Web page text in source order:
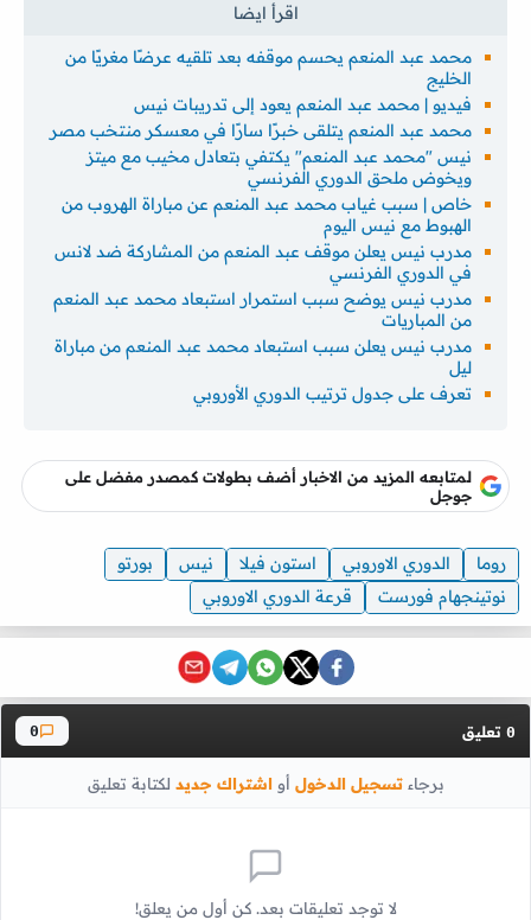
محمد عبد المنعم يحسم موقفه بعد تلقيه عرضًا مغريًا من
الخليج
فيديو | محمد عبد المنعم يعود إلى تدريبات نيس
محمد عبد المنعم يتلقى خبرًا سارًا في معسكر منتخب مصر
نيس "محمد عبد المنعم" يكتفي بتعادل مخيب مع ميتز
ويخوض ملحق الدوري الفرنسي
خاص | سبب غياب محمد عبد المنعم عن مباراة الهروب من
الهبوط مع نيس اليوم
مدرب نيس يعلن موقف عبد المنعم من المشاركة ضد لانس
في الدوري الفرنسي
مدرب نيس يوضح سبب استمرار استبعاد محمد عبد المنعم
من المباريات
مدرب نيس يعلن سبب استبعاد محمد عبد المنعم من مباراة
ليل
تعرف على جدول ترتيب الدوري الأوروبي
لمتابعه المزيد من الاخبار أضف بطولات كمصدر مفضل على
جوجل
روما الدوري الاوروبي استون فيلا نيس
بورتو
نوتينجهام فورست
قرعة الدوري الاوروبي
0 تعليق 0
برجاءتسجيل الدخول أواشتراك جديد لكتابة تعليق
لا توجد تعليقات بعد. كن أول من يعلق!